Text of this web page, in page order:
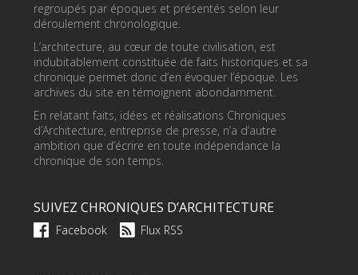
regroupés par époques et présentés selon leur
déroulement chronologique.
L’architecture, au cœur de toute civilisation, est
indubitablement constituée de faits historiques et sa
chronique permet donc d’en évoquer l’époque. Les
archives du site en témoignent abondamment.
En relatant faits, idées et réalisations Chroniques
d’Architecture, entreprise de presse, n’a d’autre
ambition que d’écrire en toute indépendance la
chronique de son temps.
SUIVEZ CHRONIQUES D’ARCHITECTURE
Facebook Flux RSS